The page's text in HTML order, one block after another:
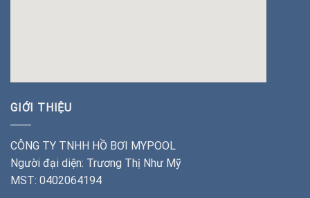
GIỚI THIỆU
CÔNG TY TNHH HỒ BƠI MYPOOL
Người đại diện: Trương Thị Như Mỹ
MST: 0402064194